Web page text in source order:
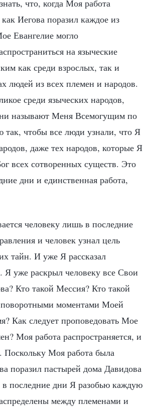
что, когда Моя работа
Иегова поразил каждое из
Евангелие могло
на языческие
как среди взрослых, так и
людей из всех племен и народов.
среди языческих народов,
называют Меня Всемогущим по
чтобы все люди узнали, что Я
даже тех народов, которые Я
всех сотворенных существ. Это
дни и единственная работа,
человеку лишь в последние
и человек узнал цель
тайн. И уже Я рассказал
Я уже раскрыл человеку все Свои
Кто такой Мессия? Кто такой
поворотными моментами Моей
Как следует проповедовать Мое
Моя работа распространяется, и
Поскольку Моя работа была
поразил пастырей дома Давидова
в последние дни Я разобью каждую
между племенами и